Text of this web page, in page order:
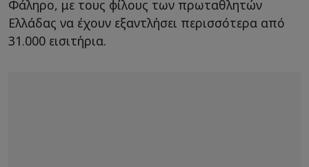
Φάληρο, με τους φίλους των πρωταθλητών
Ελλάδας να έχουν εξαντλήσει περισσότερα από
31.000 εισιτήρια.